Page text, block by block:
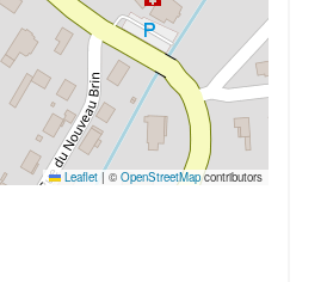
Leaflet | ©OpenStreetMapcontributors